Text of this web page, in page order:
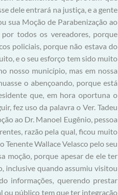
dele entrará na justiça, e a gente
sua Moção de Parabenização ao
todos os vereadores, porque
policiais, porque não estava do
e o seu esforço tem sido muito
nosso município, mas em nossa
o abençoando, porque está
que, em hora oportuna o
fez uso da palavra o Ver. Tadeu
ao Dr. Manoel Eugênio, pessoa
razão pela qual, ficou muito
Tenente Wallace Velasco pelo seu
moção, porque apesar de ele ter
inclusive quando assumiu visitou
informações, querendo prestar
ou público tem que ter integração